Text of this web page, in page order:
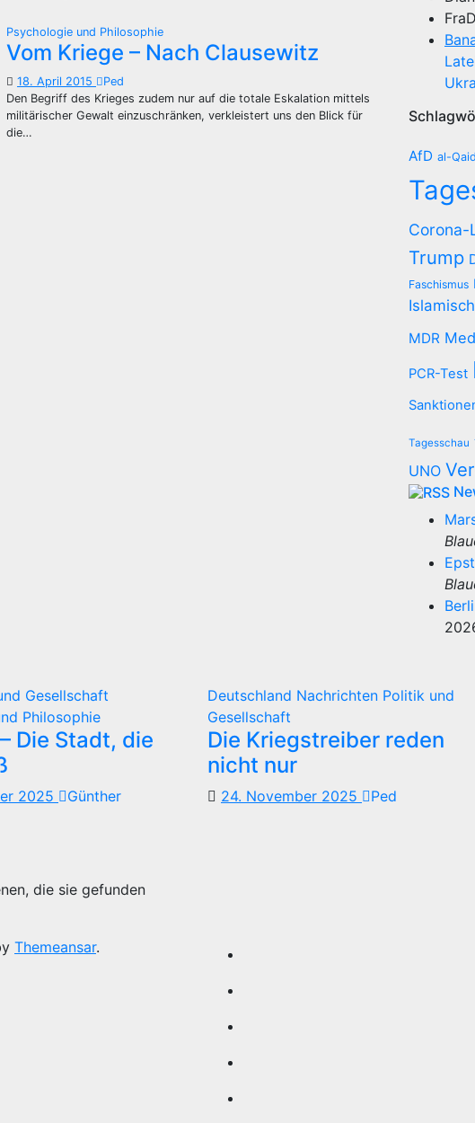
Psychologie und Philosophie
Vom Kriege – Nach Clausewitz
18. April 2015
Ped
Den Begriff des Krieges zudem nur auf die totale Eskalation mittels
militärischer Gewalt einzuschränken, verkleistert uns den Blick für
die…
AfD al-
Corona-
Trump
Faschismus
MDR
PCR-Test
Tagesschau
UNO
Gesellschaft
Philosophie
Die Stadt, die
2025
Günther
Deutschland Nachrichten Politik und
Gesellschaft
Die Kriegstreiber reden
nicht nur
24. November 2025 Ped
die sie gefunden
Themeansar.